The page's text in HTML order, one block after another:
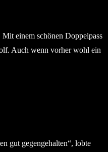
einem schönen Doppelpass
Auch wenn vorher wohl ein
gut gegengehalten“, lobte